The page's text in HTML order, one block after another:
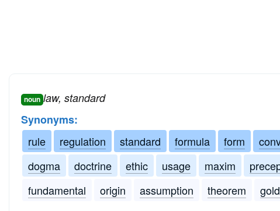
noun law, standard
Synonyms:
rule
regulation standard formula form
dogma
doctrine ethic usage maxim
fundamental
origin assumption theorem